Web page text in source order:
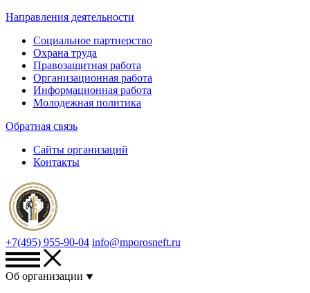
Направления деятельности
Социальное партнерство
Охрана труда
Правозащитная работа
Организационная работа
Информационная работа
Молодежная политика
Обратная связь
Сайты организаций
Контакты
+7(495) 955-90-04 info@mporosneft.ru
Об организации